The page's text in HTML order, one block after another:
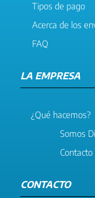
Tipos de pago
Acerca de los
FAQ
LA EMPRESA
¿Qué hacemos?
Somos
Contacto
CONTACTO